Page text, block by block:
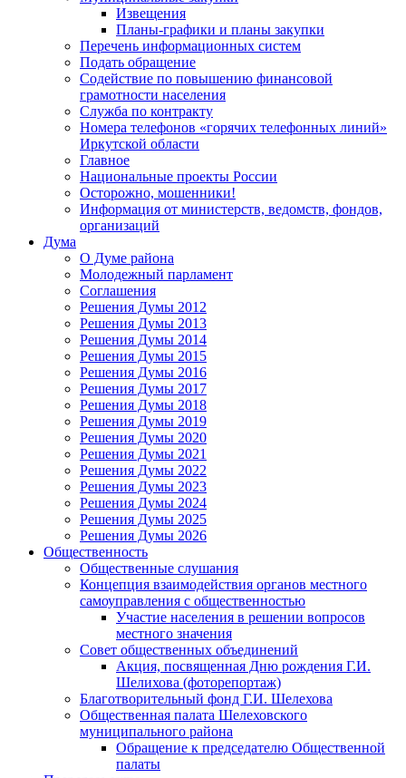
Извещения
Планы-графики и планы закупки
Перечень информационных систем
Подать обращение
Содействие по повышению финансовой
грамотности населения
Служба по контракту
Номера телефонов «горячих телефонных линий»
Иркутской области
Главное
Национальные проекты России
Осторожно, мошенники!
Информация от министерств, ведомств, фондов,
организаций
Дума
О Думе района
Молодежный парламент
Соглашения
Решения Думы 2012
Решения Думы 2013
Решения Думы 2014
Решения Думы 2015
Решения Думы 2016
Решения Думы 2017
Решения Думы 2018
Решения Думы 2019
Решения Думы 2020
Решения Думы 2021
Решения Думы 2022
Решения Думы 2023
Решения Думы 2024
Решения Думы 2025
Решения Думы 2026
Общественность
Общественные слушания
Концепция взаимодействия органов местного
самоуправления с общественностью
Участие населения в решении вопросов
местного значения
Совет общественных объединений
Акция, посвященная Дню рождения Г.И.
Шелихова (фоторепортаж)
Благотворительный фонд Г.И. Шелехова
Общественная палата Шелеховского
муниципального района
Обращение к председателю Общественной
палаты